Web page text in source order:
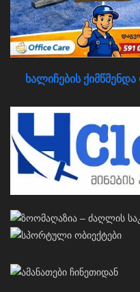
ხალიჩების